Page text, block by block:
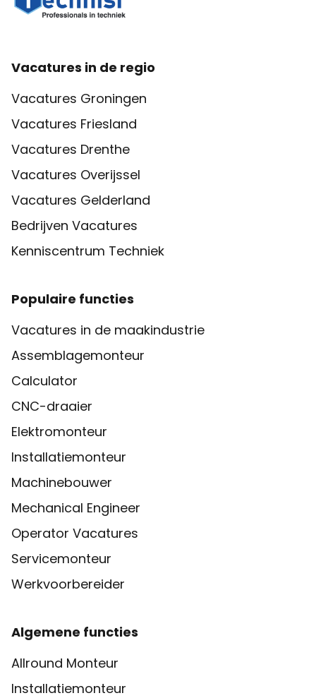
Vacatures in de regio
Vacatures Groningen
Vacatures Friesland
Vacatures Drenthe
Vacatures Overijssel
Vacatures Gelderland
Bedrijven Vacatures
Kenniscentrum Techniek
Populaire functies
Vacatures in de maakindustrie
Assemblagemonteur
Calculator
CNC-draaier
Elektromonteur
Installatiemonteur
Machinebouwer
Mechanical Engineer
Operator Vacatures
Servicemonteur
Werkvoorbereider
Algemene functies
Allround Monteur
Installatiemonteur